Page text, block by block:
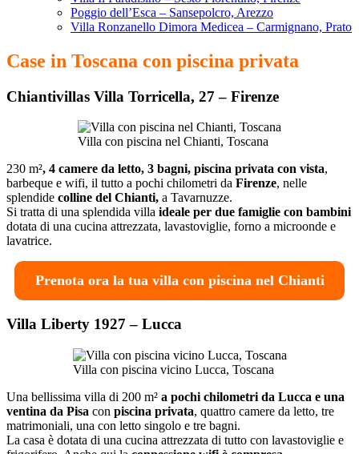
Poggio dell’Esca – Sansepolcro, Arezzo
Villa Ronzanello Dimora Medicea – Carmignano, Prato
Case in Toscana con piscina privata
Chiantivillas Villa Torricella, 27 – Firenze
Villa con piscina nel Chianti, Toscana
230 m², 4 camere da letto, 3 bagni, piscina privata con vista,
barbeque e wifi, il tutto a pochi chilometri da Firenze, nelle
splendide colline del Chianti, a Tavarnuzze.
Si tratta di una splendida villa ideale per due famiglie con bambini
dotata di una cucina attrezzata, lavastoviglie, forno a microonde e
lavatrice.
Prenota ora la tua villa con piscina nel Chianti
Villa Liberty 1927 – Lucca
Villa con piscina vicino Lucca, Toscana
Una bellissima villa di 200 m² a pochi chilometri da Lucca e una
ventina da Pisa con piscina privata, quattro camere da letto, tre
matrimoniali, una con letto singolo e tre bagni.
La casa è dotata di una cucina attrezzata di tutto con lavastoviglie e